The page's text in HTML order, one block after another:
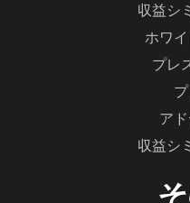
収益シ
ホワ
プレ
ア
収益シ